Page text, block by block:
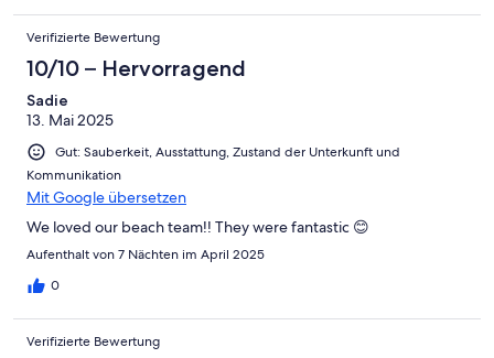
Verifizierte Bewertung
10/10 – Hervorragend
Sadie
13. Mai 2025
Gut: Sauberkeit, Ausstattung, Zustand der Unterkunft und
Kommunikation
Mit Google übersetzen
We loved our beach team!! They were fantastic 😊
Aufenthalt von 7 Nächten im April 2025
0
Verifizierte Bewertung